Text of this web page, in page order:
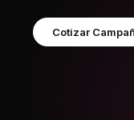
Cotizar